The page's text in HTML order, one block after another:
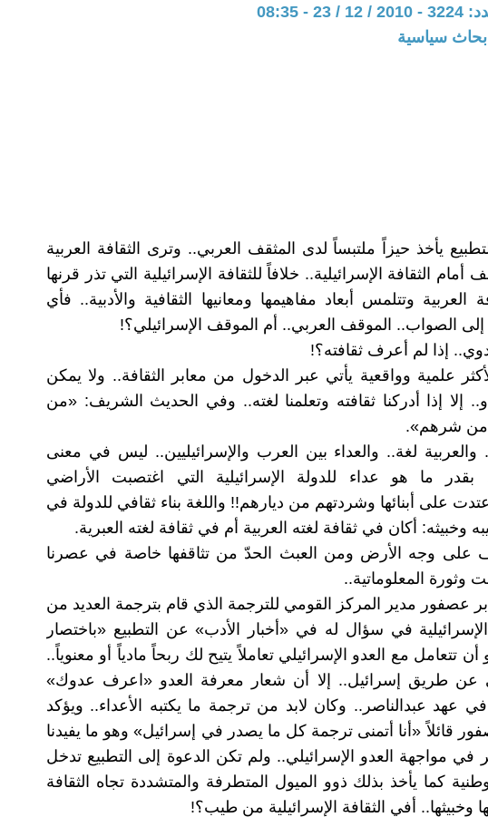
08:35
سياسية
يأخذ حيزاً ملتبساً لدى المثقف العربي.. وترى الثقافة العربية
أمام الثقافة الإسرائيلية.. خلافاً للثقافة الإسرائيلية التي تذر قرنها
وتتلمس أبعاد مفاهيمها ومعانيها الثقافية والأدبية.. فأي
إلى الصواب.. الموقف العربي.. أم الموقف الإسرائيلي؟!
إذا لم أعرف ثقافته؟!
علمية وواقعية يأتي عبر الدخول من معابر الثقافة.. ولا يمكن
إلا إذا أدركنا ثقافته وتعلمنا لغته.. وفي الحديث الشريف: «من
شرهم».
والعربية لغة.. والعداء بين العرب والإسرائيليين.. ليس في معنى
بقدر ما هو عداء للدولة الإسرائيلية التي اغتصبت الأراضي
على أبنائها وشردتهم من ديارهم!! واللغة بناء ثقافي للدولة في
وخبيثه: أكان في ثقافة لغته العربية أم في ثقافة لغته العبرية.
على وجه الأرض ومن العبث الحدّ من تثاقفها خاصة في عصرنا
وثورة المعلوماتية..
عصفور مدير المركز القومي للترجمة الذي قام بترجمة العديد من
الإسرائيلية في سؤال له في «أخبار الأدب» عن التطبيع «باختصار
تتعامل مع العدو الإسرائيلي تعاملاً يتيح لك ربحاً مادياً أو معنوياً..
عن طريق إسرائيل.. إلا أن شعار معرفة العدو «اعرف عدوك»
عهد عبدالناصر.. وكان لابد من ترجمة ما يكتبه الأعداء.. ويؤكد
قائلاً «أنا أتمنى ترجمة كل ما يصدر في إسرائيل» وهو ما يفيدنا
في مواجهة العدو الإسرائيلي.. ولم تكن الدعوة إلى التطبيع تدخل
كما يأخذ بذلك ذوو الميول المتطرفة والمتشددة تجاه الثقافة
وخبيثها.. أفي الثقافة الإسرائيلية من طيب؟!